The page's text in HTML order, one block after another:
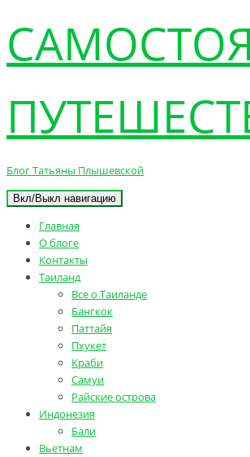
Блог Татьяны Плышевской
Вкл/Выкл навигацию
Главная
О блоге
Контакты
Таиланд
Все о Таиланде
Бангкок
Паттайя
Пхукет
Краби
Самуи
Райские острова
Индонезия
Бали
Вьетнам